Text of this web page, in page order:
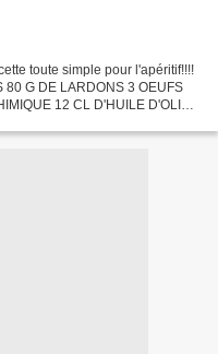
toute simple pour l'apéritif!!!!
G DE LARDONS 3 OEUFS
12 CL D'HUILE D'OLIVE